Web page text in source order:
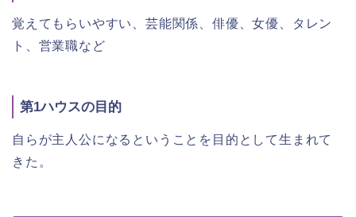
覚えてもらいやすい、芸能関係、俳優、女優、タレン
ト、営業職など
第1ハウスの目的
自らが主人公になるということを目的として生まれて
きた。